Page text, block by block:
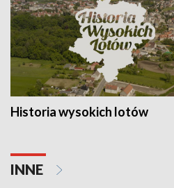
Historia wysokich lotów
INNE